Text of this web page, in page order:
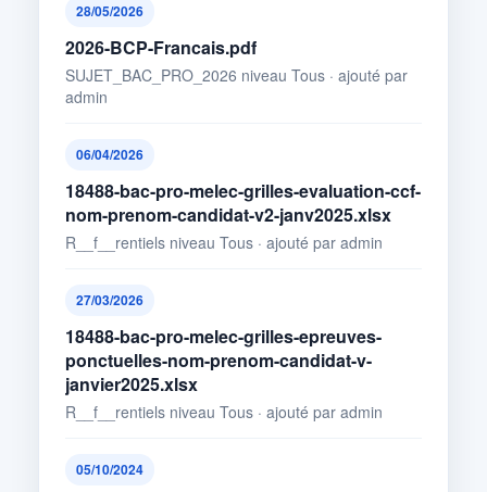
28/05/2026
2026-BCP-Francais.pdf
SUJET_BAC_PRO_2026 niveau Tous · ajouté par
admin
06/04/2026
18488-bac-pro-melec-grilles-evaluation-ccf-
nom-prenom-candidat-v2-janv2025.xlsx
R__f__rentiels niveau Tous · ajouté par admin
27/03/2026
18488-bac-pro-melec-grilles-epreuves-
ponctuelles-nom-prenom-candidat-v-
janvier2025.xlsx
R__f__rentiels niveau Tous · ajouté par admin
05/10/2024